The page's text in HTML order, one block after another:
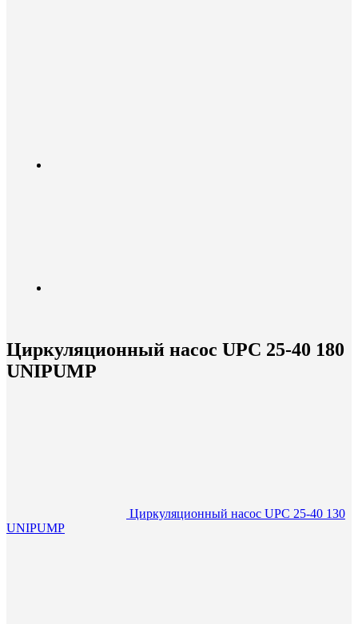
Циркуляционный насос UPC 25-40 180
UNIPUMP
Циркуляционный насос UPC 25-40 130
UNIPUMP